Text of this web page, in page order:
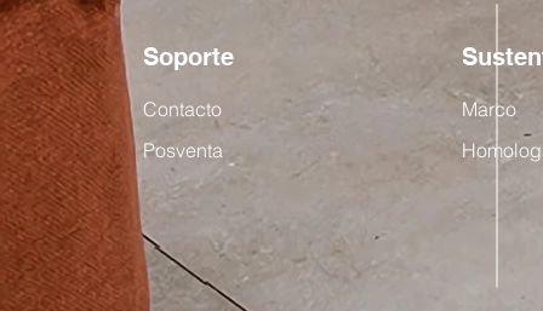
Soporte
Contacto
Posventa
Marco